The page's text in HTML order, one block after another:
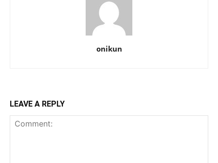
onikun
LEAVE A REPLY